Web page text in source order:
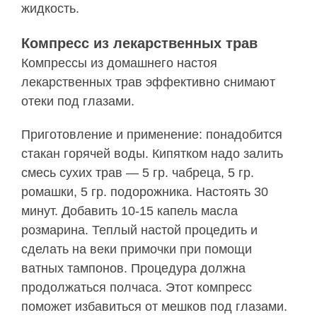
жидкость.
Компресс из лекарственных трав
Компрессы из домашнего настоя
лекарственных трав эффективно снимают
отеки под глазами.
Приготовление и применение: понадобится
стакан горячей воды. Кипятком надо залить
смесь сухих трав — 5 гр. чабреца, 5 гр.
ромашки, 5 гр. подорожника. Настоять 30
минут. Добавить 10-15 капель масла
розмарина. Теплый настой процедить и
сделать на веки примочки при помощи
ватных тампонов. Процедура должна
продолжаться полчаса. Этот компресс
поможет избавиться от мешков под глазами.